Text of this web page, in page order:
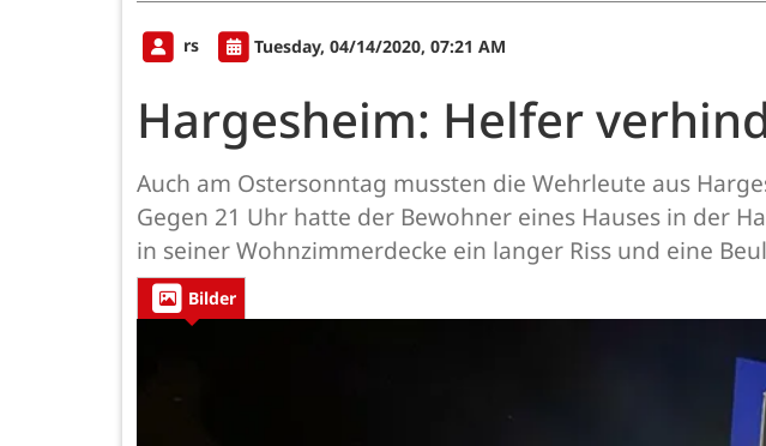
rs Tuesday, 04/14/2020, 07:21 AM
Hargesheim: Helfer
Auch am Ostersonntag mussten die Wehrleute aus
Gegen 21 Uhr hatte der Bewohner eines Hauses in der
in seiner Wohnzimmerdecke ein langer Riss und eine
Bilder